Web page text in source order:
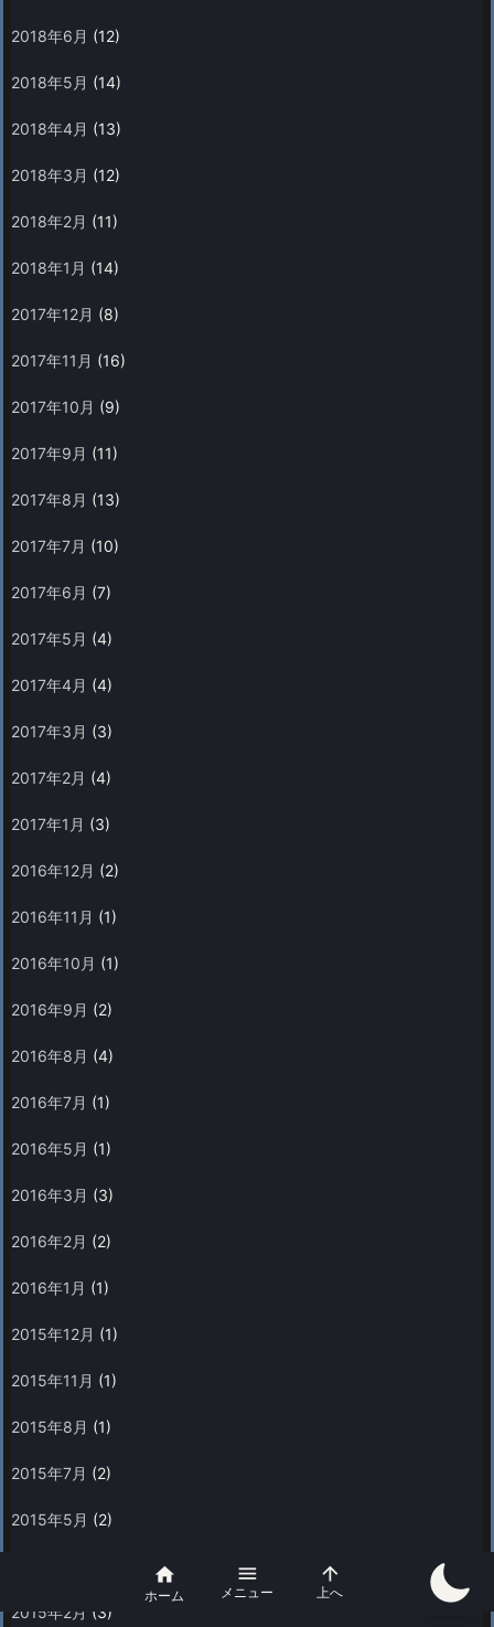
2018年6月 (12)
2018年5月 (14)
2018年4月 (13)
2018年3月 (12)
2018年2月 (11)
2018年1月 (14)
2017年12月 (8)
2017年11月 (16)
2017年10月 (9)
2017年9月 (11)
2017年8月 (13)
2017年7月 (10)
2017年6月 (7)
2017年5月 (4)
2017年4月 (4)
2017年3月 (3)
2017年2月 (4)
2017年1月 (3)
2016年12月 (2)
2016年11月 (1)
2016年10月 (1)
2016年9月 (2)
2016年8月 (4)
2016年7月 (1)
2016年5月 (1)
2016年3月 (3)
2016年2月 (2)
2016年1月 (1)
2015年12月 (1)
2015年11月 (1)
2015年8月 (1)
2015年7月 (2)
2015年5月 (2)
2015年2月 (3)

ホーム

メニュー

上へ